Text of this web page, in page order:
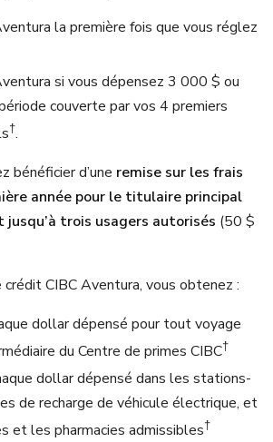
la première fois que vous réglez
si vous dépensez 3 000 $ ou
couverte par vos 4 premiers
†.
bénéficier d’une remise sur les frais
année pour le titulaire principal
jusqu’à trois usagers autorisés (50 $
CIBC Aventura, vous obtenez :
dollar dépensé pour tout voyage
du Centre de primes CIBC†
dollar dépensé dans les stations-
de recharge de véhicule électrique, et
et les pharmacies admissibles†